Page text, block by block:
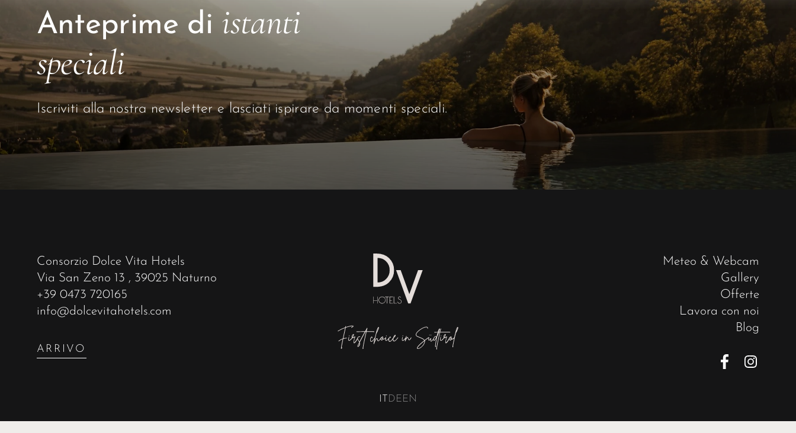
Anteprime di istanti
speciali
Iscriviti alla nostra newsletter e lasciati ispirare da momenti speciali.
Consorzio Dolce Vita Hotels
Via San Zeno 13 , 39025 Naturno
+39 0473 720165
info@dolcevitahotels.com
ARRIVO
DEEN
Meteo & Webcam
Gallery
Offerte
Lavora con noi
Blog